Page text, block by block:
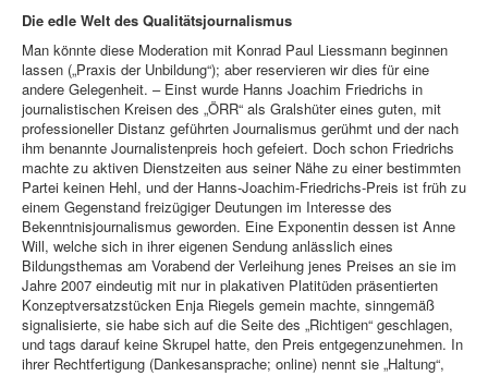
Die edle Welt des Qualitätsjournalismus
Man könnte diese Moderation mit Konrad Paul Liessmann beginnen
lassen („Praxis der Unbildung“); aber reservieren wir dies für eine
andere Gelegenheit. – Einst wurde Hanns Joachim Friedrichs in
journalistischen Kreisen des „ÖRR“ als Gralshüter eines guten, mit
professioneller Distanz geführten Journalismus gerühmt und der nach
ihm benannte Journalistenpreis hoch gefeiert. Doch schon Friedrichs
machte zu aktiven Dienstzeiten aus seiner Nähe zu einer bestimmten
Partei keinen Hehl, und der Hanns-Joachim-Friedrichs-Preis ist früh zu
einem Gegenstand freizügiger Deutungen im Interesse des
Bekenntnisjournalismus geworden. Eine Exponentin dessen ist Anne
Will, welche sich in ihrer eigenen Sendung anlässlich eines
Bildungsthemas am Vorabend der Verleihung jenes Preises an sie im
Jahre 2007 eindeutig mit nur in plakativen Platitüden präsentierten
Konzeptversatzstücken Enja Riegels gemein machte, sinngemäß
signalisierte, sie habe sich auf die Seite des „Richtigen“ geschlagen,
und tags darauf keine Skrupel hatte, den Preis entgegenzunehmen. In
ihrer Rechtfertigung (Dankesansprache; online) nennt sie „Haltung“,